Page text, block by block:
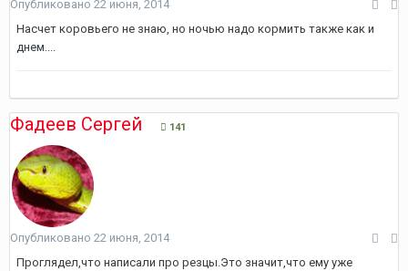
Опубликовано 22 июня, 2014
Насчет коровьего не знаю, но ночью надо кормить также как и
днем....
Фадеев Сергей 141
Опубликовано 22 июня, 2014
Проглядел,что написали про резцы.Это значит,что ему уже